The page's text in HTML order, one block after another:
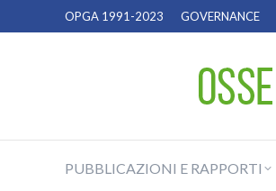
OPGA 1991-2023 GOVERNANCE
PUBBLICAZIONI E RAPPORTI